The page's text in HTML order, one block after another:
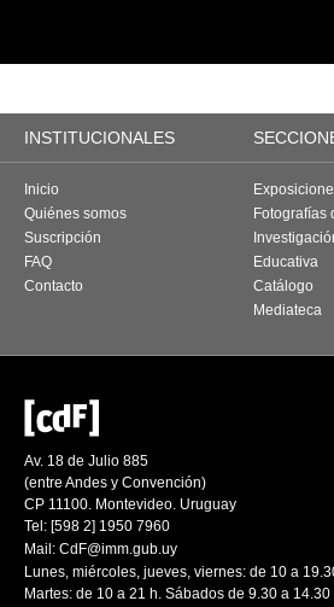
INSTITUCIONALES
Inicio
Quiénes somos
Suscripción
FAQ
Contacto
Fotografías
Educativa
Catálogo
Mediateca
Av. 18 de Julio 885
(entre Andes y Convención)
CP 11100. Montevideo. Uruguay
Tel: [598 2] 1950 7960
Mail: CdF@imm.gub.uy
Lunes, miércoles, jueves, viernes: de 10 a
Martes: de 10 a 21 h. Sábados de 9.30 a 14.30